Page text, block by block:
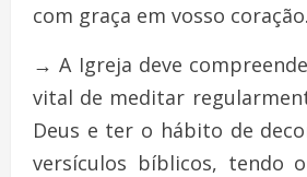
com graça em vosso coração.
→A Igreja deve
vital de meditar
Deus e ter o hábito de
versículos bíblicos, tendo